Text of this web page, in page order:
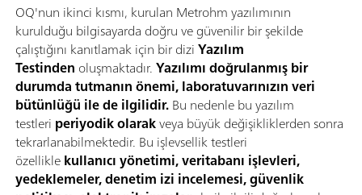
OQ'nun ikinci kısmı, kurulan Metrohm yazılımının
kurulduğu bilgisayarda doğru ve güvenilir bir şekilde
çalıştığını kanıtlamak için bir diziYazılım
Testinden oluşmaktadır.Yazılımı doğrulanmış bir
durumda tutmanın önemi, laboratuvarınızın veri
bütünlüğü ile de ilgilidir.Bu nedenle bu yazılım
testleri periyodik olarakveya büyük değişikliklerden sonra
tekrarlanabilmektedir. Bu işlevsellik testleri
özelliklekullanıcı yönetimi, veritabanı işlevleri,
yedeklemeler, denetim izi incelemesi, güvenlik